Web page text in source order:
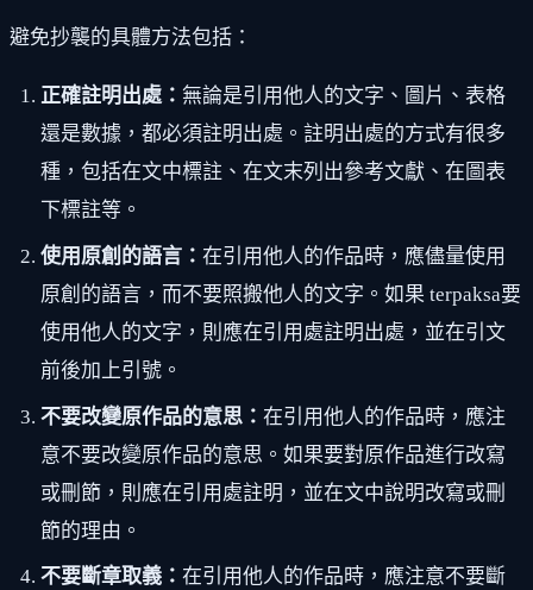
避免抄襲的具體方法包括：
正確註明出處： 無論是引用他人的文字、圖片、表格
還是數據，都必須註明出處。註明出處的方式有很多
種，包括在文中標註、在文末列出參考文獻、在圖表
下標註等。
使用原創的語言： 在引用他人的作品時，應儘量使用
原創的語言，而不要照搬他人的文字。如果 terpaksa要
使用他人的文字，則應在引用處註明出處，並在引文
前後加上引號。
不要改變原作品的意思： 在引用他人的作品時，應注
意不要改變原作品的意思。如果要對原作品進行改寫
或刪節，則應在引用處註明，並在文中說明改寫或刪
節的理由。
不要斷章取義： 在引用他人的作品時，應注意不要斷